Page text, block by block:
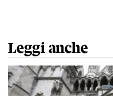
Leggi anche